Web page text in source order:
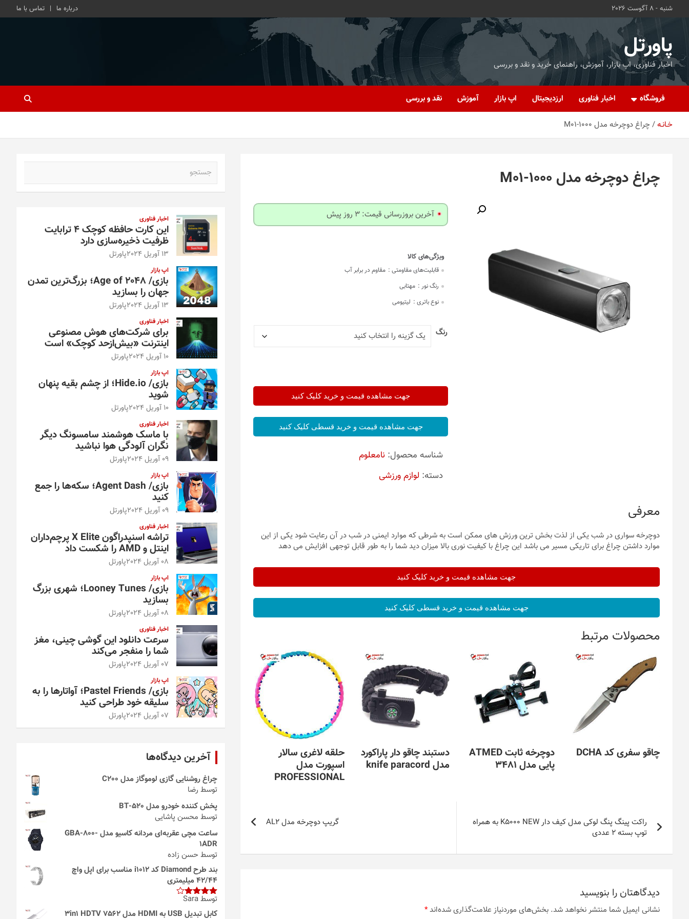
شنبه - 8 آگوست 2026 درباره ما تماس با ما
پاورتل
اخبار فناوری، اپ بازار، آموزش، راهنمای خرید و نقد و بررسی
فروشگاه اخبار فناوری ارزدیجیتال اپ بازار آموزش نقد و بررسی
خـانـه چراغ دوچرخه مدل M01-1000
چراغ دوچرخه مدل M01-1000
آخرین بروزرسانی قیمت: 3 روز پیش
قابلیت‌های مقاومتی : مقاوم در برابر آب
رنگ نور : مهتابی
نوع باتری : لیتیومی
رنگ
جهت مشاهده قیمت و خرید کلیک کنید
جهت مشاهده قیمت و خرید قسطی کلیک کنید
شناسه محصول: نامعلوم
دسته: لوازم ورزشی
معرفی
دوچرخه سواری در شب یکی از لذت بخش ترین ورزش های ممکن است به شرطی که موارد ایمنی در شب در آن رعایت شود یکی از این
موارد داشتن چراغ برای تاریکی مسیر می باشد این چراغ با کیفیت نوری بالا میزان دید شما را به طور قابل توجهی افزایش می دهد
جهت مشاهده قیمت و خرید کلیک کنید
جهت مشاهده قیمت و خرید قسطی کلیک کنید
محصولات مرتبط
چاقو سفری کد DCHA
دوچرخه ثابت ATMED
پایی مدل 3481
دستبند چاقو دار پاراکورد
مدل knife paracord
حلقه لاغری سالار
اسپورت مدل
PROFESSIONAL
راهبری
نوشته
راکت پینگ پنگ لوکی مدل کیف دار K5000 NEW به همراه
توپ بسته 2 عددی
گریپ دوچرخه مدل AL2
دیدگاهتان را بنویسید
نشانی ایمیل شما منتشر نخواهد شد. بخش‌های موردنیاز علامت‌گذاری شده‌اند*
اخبار فناوری
این کارت حافظه کوچک ۴ ترابایت
ظرفیت ذخیره‌سازی دارد
13 آوریل 2024 پاورتل
اپ بازار
بازی/ Age of 2048؛ بزرگ‌ترین تمدن
جهان را بسازید
13 آوریل 2024 پاورتل
اخبار فناوری
برای شرکت‌های هوش مصنوعی
اینترنت «بیش‌از‌حد کوچک» است
10 آوریل 2024 پاورتل
اپ بازار
بازی/ Hide.io؛ از چشم بقیه پنهان
شوید
10 آوریل 2024 پاورتل
اخبار فناوری
با ماسک هوشمند سامسونگ دیگر
نگران آلودگی هوا نباشید
09 آوریل 2024 پاورتل
اپ بازار
بازی/ Agent Dash؛ سکه‌ها را جمع
کنید
09 آوریل 2024 پاورتل
اخبار فناوری
تراشه اسنپدراگون X Elite پرچم‌داران
اینتل و AMD را شکست داد
08 آوریل 2024 پاورتل
اپ بازار
بازی/ Looney Tunes؛ شهری بزرگ
بسازید
08 آوریل 2024 پاورتل
اخبار فناوری
سرعت دانلود این گوشی چینی، مغز
شما را منفجر می‌کند
07 آوریل 2024 پاورتل
اپ بازار
بازی/ Pastel Friends؛ آواتارها را به
سلیقه خود طراحی کنید
07 آوریل 2024 پاورتل
آخرین دیدگاه‌ها
چراغ روشنایی گازی لوموگاز مدل C200
توسط رضا
پخش کننده خودرو مدل 520-BT
توسط محسن پاشایی
ساعت مچی عقربه‌ای مردانه کاسیو مدل GBA-800-
1ADR
توسط حسن زاده
بند طرح Diamond کد i1012 مناسب برای اپل واچ
42/44 میلیمتری
امتیاز4
از 5
توسط Sara
کابل تبدیل USB به HDMI مدل 3in1 HDTV 7562